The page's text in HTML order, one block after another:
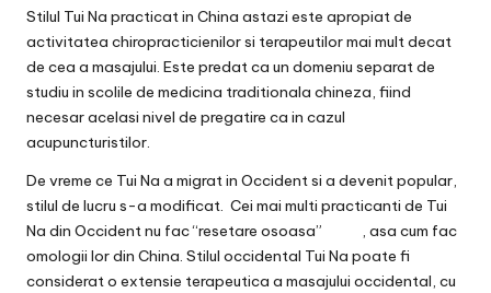
Stilul Tui Na practicat in China astazi este apropiat de
activitatea chiropracticienilor si terapeutilor mai mult decat
de cea a masajului. Este predat ca un domeniu separat de
studiu in scolile de medicina traditionala chineza, fiind
necesar acelasi nivel de pregatire ca in cazul
acupuncturistilor.
De vreme ce Tui Na a migrat in Occident si a devenit popular,
stilul de lucru s-a modificat. Cei mai multi practicanti de Tui
Na din Occident nu fac “resetare osoasa” , asa cum fac
omologii lor din China. Stilul occidental Tui Na poate fi
considerat o extensie terapeutica a masajului occidental, cu